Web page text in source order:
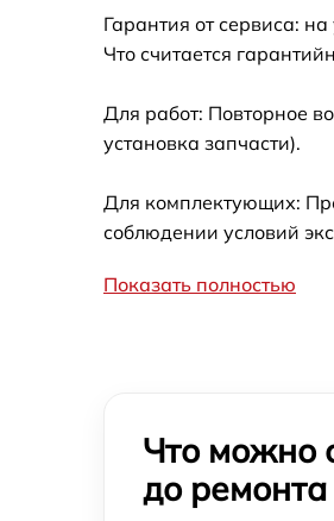
Гарантия от сервиса:
Что считается
Для работ: Повторное
установка запчасти).
Для комплектующих:
соблюдении условий
Показать полностью
Что можно
до ремонта